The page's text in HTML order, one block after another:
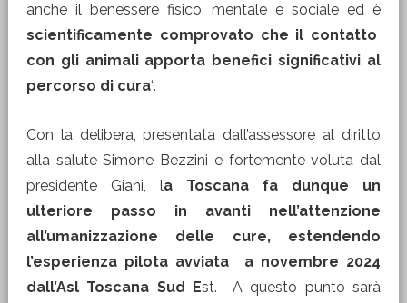
anche il benessere fisico, mentale e sociale ed è
scientificamente comprovato che il contatto
con gli animali apporta benefici significativi al
percorso di cura“.
Con la delibera, presentata dall’assessore al diritto
alla salute Simone Bezzini e fortemente voluta dal
presidente Giani, la Toscana fa dunque un
ulteriore passo in avanti nell’attenzione
all’umanizzazione delle cure, estendendo
l’esperienza pilota avviata a novembre 2024
dall’Asl Toscana Sud Est. A questo punto sarà